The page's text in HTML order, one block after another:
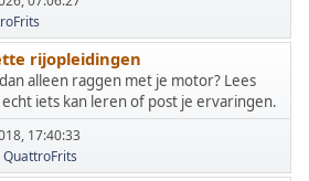
rijopleidingen
alleen raggen met je motor? Lees
iets kan leren of post je ervaringen.
17:40:33
QuattroFrits